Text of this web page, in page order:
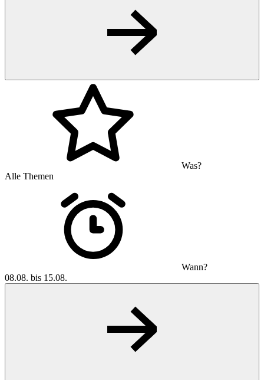
Was?
Alle Themen
Wann?
08.08. bis 15.08.